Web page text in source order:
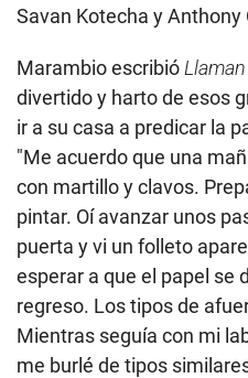
Savan Kotecha y Anthony
Marambio escribió
divertido y harto de esos
ir a su casa a predicar la
"Me acuerdo que una
con martillo y clavos.
pintar. Oí avanzar unos
puerta y vi un folleto
esperar a que el papel se
regreso. Los tipos de
Mientras seguía con mi
me burlé de tipos